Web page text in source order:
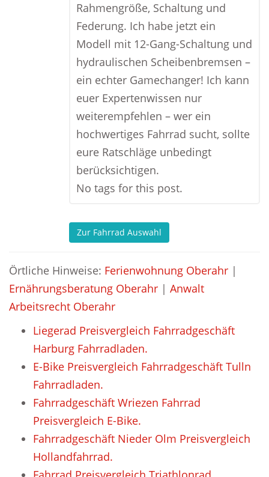
Rahmengröße, Schaltung und
Federung. Ich habe jetzt ein
Modell mit 12-Gang-Schaltung und
hydraulischen Scheibenbremsen –
ein echter Gamechanger! Ich kann
euer Expertenwissen nur
weiterempfehlen – wer ein
hochwertiges Fahrrad sucht, sollte
eure Ratschläge unbedingt
berücksichtigen.
No tags for this post.
Zur Fahrrad Auswahl
Örtliche Hinweise: Ferienwohnung Oberahr |
Ernährungsberatung Oberahr | Anwalt
Arbeitsrecht Oberahr
Liegerad Preisvergleich Fahrradgeschäft
Harburg Fahrradladen.
E-Bike Preisvergleich Fahrradgeschäft Tulln
Fahrradladen.
Fahrradgeschäft Wriezen Fahrrad
Preisvergleich E-Bike.
Fahrradgeschäft Nieder Olm Preisvergleich
Hollandfahrrad.